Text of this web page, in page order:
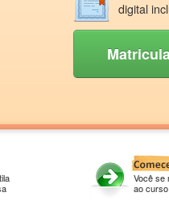
digital
Você se
ao curso